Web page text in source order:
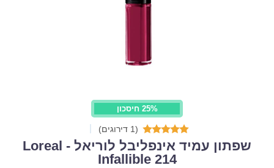
25% חיסכון
(1 דירוגים)
שפתון עמיד אינפליבל לוריאל - Loreal
Infallible 214